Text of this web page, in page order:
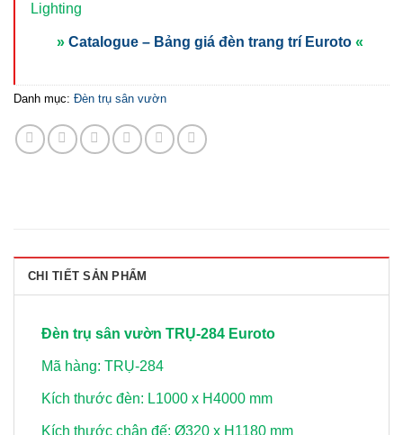
Lighting
» Catalogue – Bảng giá đèn trang trí Euroto «
Danh mục: Đèn trụ sân vườn
CHI TIẾT SẢN PHẨM
Đèn trụ sân vườn TRỤ-284 Euroto
Mã hàng: TRỤ-284
Kích thước đèn: L1000 x H4000 mm
Kích thước chân đế: Ø320 x H1180 mm